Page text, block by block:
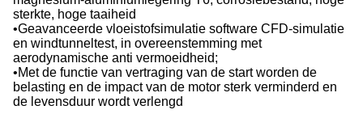
sterkte, hoge taaiheid
•Geavanceerde vloeistofsimulatie software CFD-simulatie
en windtunneltest, in overeenstemming met
aerodynamische anti vermoeidheid;
•Met de functie van vertraging van de start worden de
belasting en de impact van de motor sterk verminderd en
de levensduur wordt verlengd